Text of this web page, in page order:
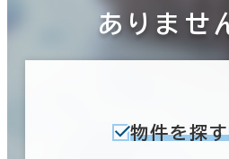
ありませ
物件を探